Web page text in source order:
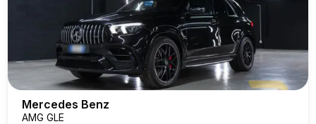
Mercedes Benz
AMG GLE